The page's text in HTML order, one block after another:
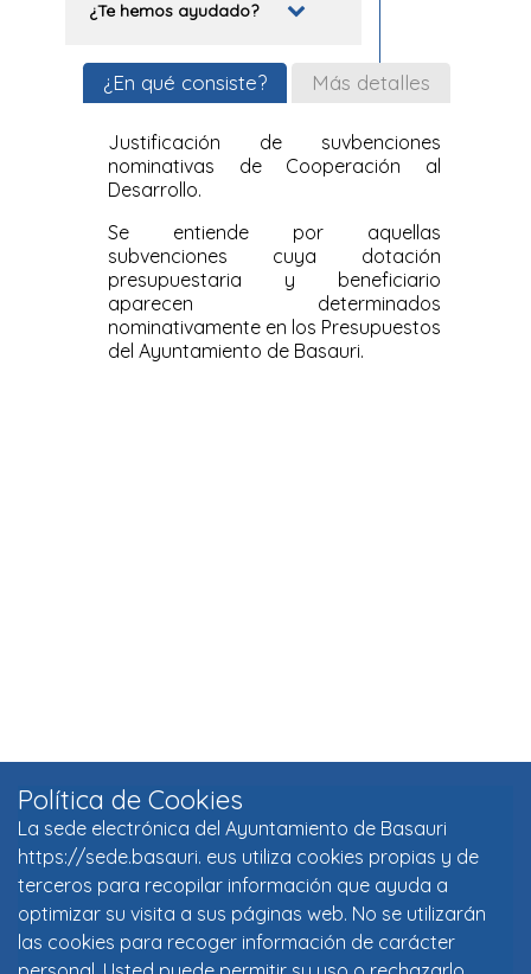
Política de Cookies
La sede electrónica del Ayuntamiento de Basauri
https://sede.basauri. eus utiliza cookies propias y de
terceros para recopilar información que ayuda a
optimizar su visita a sus páginas web. No se utilizarán
las cookies para recoger información de carácter